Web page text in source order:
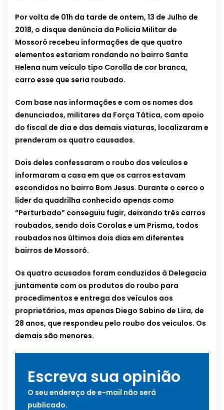
Por volta de 01h da tarde de ontem, 13 de Julho de
2018, o disque denúncia da Policia Militar de
Mossoró recebeu informações de que quatro
elementos estariam rondando no bairro Santa
Helena num veículo tipo Corolla de cor branca,
carro esse que seria roubado.
Com base nas informações e com os nomes dos
denunciados, militares da Força Tática, com apoio
do fiscal de dia e das demais viaturas, localizaram e
prenderam os quatro causados.
Dois deles confessaram o roubo dos veículos e
informaram a casa em que os carros estavam
escondidos no bairro Bom Jesus. Durante o cerco o
líder da quadrilha conhecido apenas como
“Perturbado” conseguiu fugir, deixando três carros
roubados, sendo dois Corolas e um Prisma, todos
roubados nos últimos dois dias em diferentes
bairros de Mossoró.
Os quatro acusados foram conduzidos à Delegacia
juntamente com os produtos do roubo para
procedimentos e entrega dos veículos aos
proprietários, mas apenas Diego Sabino de Lira, de
28 anos, que respondeu pelo roubo dos veiculos. Os
demais são menores.
Escreva sua opinião
O seu endereço de e-mail não será
publicado.